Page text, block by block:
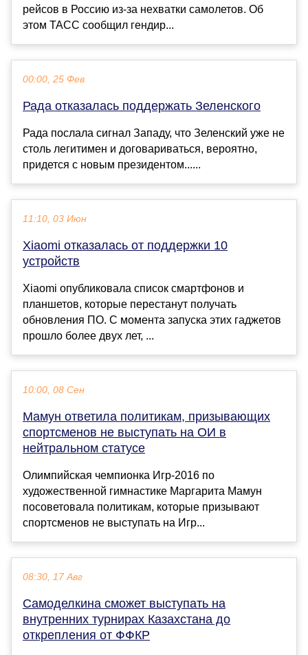
рейсов в Россию из-за нехватки самолетов. Об
этом ТАСС сообщил гендир...
00:00, 25 Фев
Рада отказалась поддержать Зеленского
Рада послала сигнал Западу, что Зеленский уже не
столь легитимен и договариваться, вероятно,
придется с новым президентом......
11:10, 03 Июн
Xiaomi отказалась от поддержки 10
устройств
Xiaomi опубликовала список смартфонов и
планшетов, которые перестанут получать
обновления ПО. С момента запуска этих гаджетов
прошло более двух лет, ...
10:00, 08 Сен
Мамун ответила политикам, призывающих
спортсменов не выступать на ОИ в
нейтральном статусе
Олимпийская чемпионка Игр‑2016 по
художественной гимнастике Маргарита Мамун
посоветовала политикам, которые призывают
спортсменов не выступать на Игр...
08:30, 17 Авг
Самоделкина сможет выступать на
внутренних турнирах Казахстана до
открепления от ФФКР